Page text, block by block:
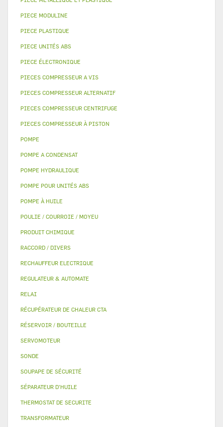
PIECE MODULINE
PIECE PLASTIQUE
PIECE UNITÉS ABS
PIECE ÉLECTRONIQUE
PIECES COMPRESSEUR A VIS
PIECES COMPRESSEUR ALTERNATIF
PIECES COMPRESSEUR CENTRIFUGE
PIECES COMPRESSEUR À PISTON
POMPE
POMPE A CONDENSAT
POMPE HYDRAULIQUE
POMPE POUR UNITÉS ABS
POMPE À HUILE
POULIE / COURROIE / MOYEU
PRODUIT CHIMIQUE
RACCORD / DIVERS
RECHAUFFEUR ELECTRIQUE
REGULATEUR & AUTOMATE
RELAI
RÉCUPÉRATEUR DE CHALEUR CTA
RÉSERVOIR / BOUTEILLE
SERVOMOTEUR
SONDE
SOUPAPE DE SÉCURITÉ
SÉPARATEUR D'HUILE
THERMOSTAT DE SECURITE
TRANSFORMATEUR